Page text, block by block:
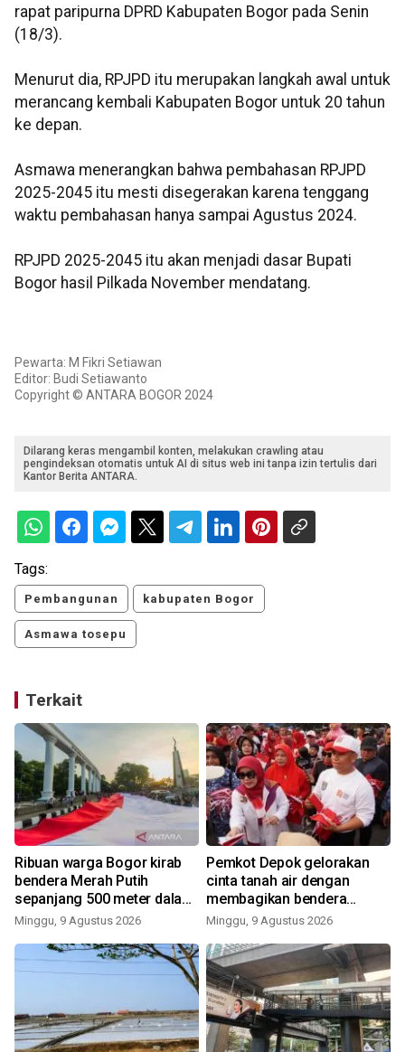
rapat paripurna DPRD Kabupaten Bogor pada Senin
(18/3).
Menurut dia, RPJPD itu merupakan langkah awal untuk
merancang kembali Kabupaten Bogor untuk 20 tahun
ke depan.
Asmawa menerangkan bahwa pembahasan RPJPD
2025-2045 itu mesti disegerakan karena tenggang
waktu pembahasan hanya sampai Agustus 2024.
RPJPD 2025-2045 itu akan menjadi dasar Bupati
Bogor hasil Pilkada November mendatang.
Pewarta: M Fikri Setiawan
Editor: Budi Setiawanto
Copyright © ANTARA BOGOR 2024
Dilarang keras mengambil konten, melakukan crawling atau
pengindeksan otomatis untuk AI di situs web ini tanpa izin tertulis dari
Kantor Berita ANTARA.
Tags:
Pembangunan kabupaten Bogor
Asmawa tosepu
Terkait
Ribuan warga Bogor kirab
bendera Merah Putih
sepanjang 500 meter dalam
rangkaian FMP ke-11
Minggu, 9 Agustus 2026
Pemkot Depok gelorakan
cinta tanah air dengan
membagikan bendera
merah putih
Minggu, 9 Agustus 2026